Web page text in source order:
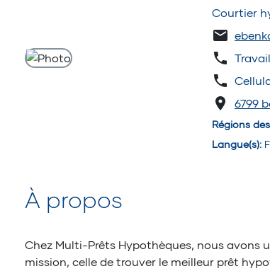
Courtier
Travail
6799
Régions
Langue(s):
À propos
Chez Multi-Prêts Hypothèques, nous avons
mission, celle de trouver le meilleur prêt